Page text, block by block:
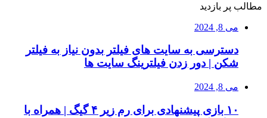
مطالب پر بازدید
می 8, 2024
دسترسی به سایت های فیلتر بدون نیاز به فیلتر
شکن | دور زدن فیلترینگ سایت ها
می 8, 2024
۱۰ بازی پیشنهادی برای رم زیر ۴ گیگ | همراه با